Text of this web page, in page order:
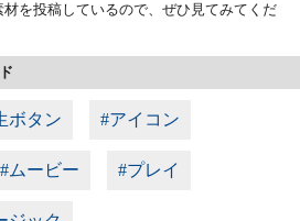
を投稿しているので、ぜひ見てみてくだ
ボタン #アイコン
#ムービー #プレイ